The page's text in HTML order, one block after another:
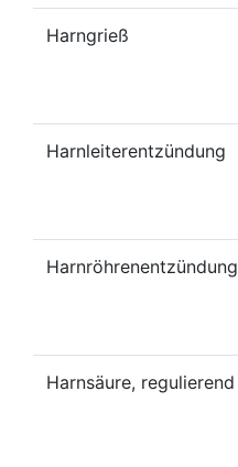
Harngrieß
Harnleiterentzündung
Harnröhrenentzündung
Harnsäure, regulierend